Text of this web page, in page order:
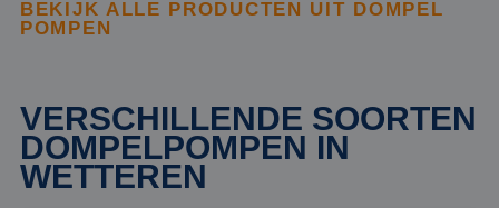
BEKIJK ALLE PRODUCTEN UIT DOMPEL
POMPEN
VERSCHILLENDE SOORTEN
DOMPELPOMPEN IN
WETTEREN